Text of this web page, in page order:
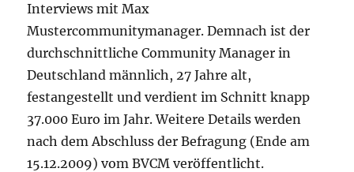
Interviews mit Max
Mustercommunitymanager. Demnach ist der
durchschnittliche Community Manager in
Deutschland männlich, 27 Jahre alt,
festangestellt und verdient im Schnitt knapp
37.000 Euro im Jahr. Weitere Details werden
nach dem Abschluss der Befragung (Ende am
15.12.2009) vom BVCM veröffentlicht.